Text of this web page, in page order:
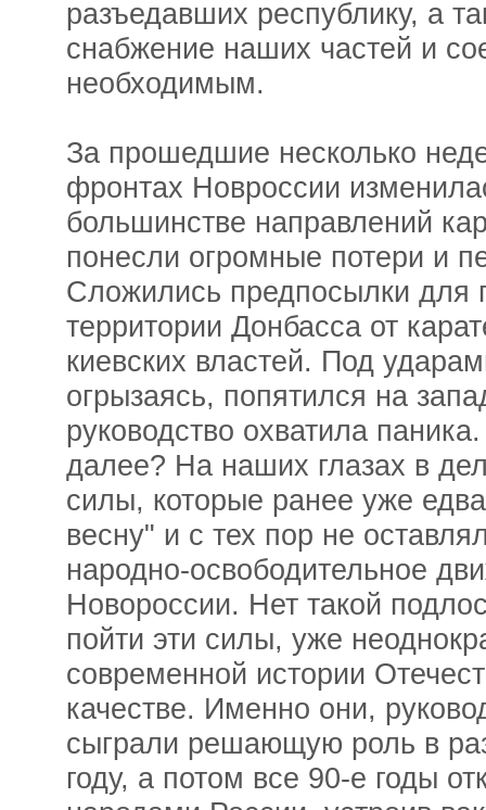
разъедавших республику, а
снабжение наших частей и
необходимым.
За прошедшие несколько
фронтах Новроссии
большинстве направлений
понесли огромные потери и
Сложились предпосылки для
территории Донбасса от
киевских властей. Под
огрызаясь, попятился на
руководство охватила
далее? На наших глазах в
силы, которые ранее уже
весну" и с тех пор не
народно-освободительное
Новороссии. Нет такой
пойти эти силы, уже
современной истории
качестве. Именно они,
сыграли решающую роль в
году, а потом все 90-е годы